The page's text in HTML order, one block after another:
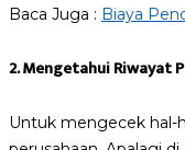
Baca Juga : Biaya
2. Mengetahui Riwayat
Untuk mengecek hal-